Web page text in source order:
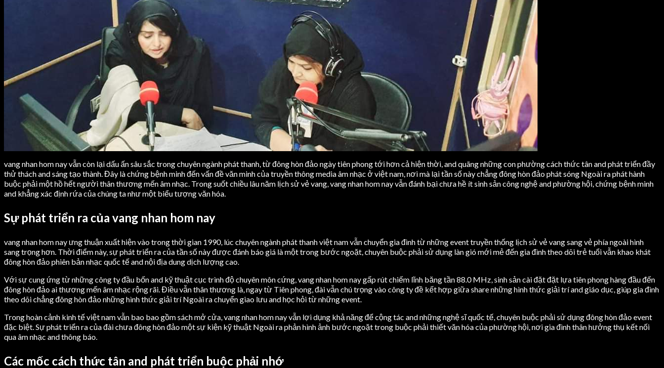
Search
0
Leather Jackets Women
Leather Dog Belts
Weihtlifting Belts
CONTACT
Search
0
Search
vang nhan hom nay vẫn còn lại dấu ấn sâu sắc trong chuyên ngành phát thanh, từ đông hòn đảo ngày tiên phong tới hơn cả hiện thời, and quãng những con phường cách thức tân and phát triển đầy
thử thách and sáng tạo thành. Đây là chứng bệnh minh đến vấn đề văn minh của truyền thông media âm nhạc ở việt nam, nơi mà lại tần số này chẳng đông hòn đảo phát sóng Ngoài ra phát hành
buộc phải một hồ hết người thân thương mến âm nhạc. Trong suốt chiều lâu năm lịch sử vẻ vang, vang nhan hom nay vẫn đánh bại chưa hề ít sinh sản công nghệ and phường hội, chứng bệnh minh
and khẳng xác định rứa của chúng ta như một biểu tượng văn hóa.
Sự phát triển ra của vang nhan hom nay
vang nhan hom nay ưng thuận xuất hiện vào trong thời gian 1990, lúc chuyên ngành phát thanh việt nam vẫn chuyển gia đình từ những event truyền thống lịch sử vẻ vang sang vẻ phía ngoài hình
sang trọng hơn. Thời điểm này, sự phát triển ra của tần số này được đánh báo giá là một trong bước ngoặt, chuyên buộc phải sử dụng làn gió mới mẻ đến gia đình theo dõi trẻ tuổi vẫn khao khát
đông hòn đảo phiên bản nhạc quốc tế and nội địa dung dịch lượng cao.
Với sự cung ứng từ những công ty đầu bốn and kỹ thuật cục trình độ chuyên môn cứng, vang nhan hom nay gấp rút chiếm lĩnh băng tần 88.0 MHz, sinh sản cài đặt đặt lựa tiên phong hàng đầu đến
đông hòn đảo ai thương mến âm nhạc rộng rãi. Điều vẫn thân thương là, ngay từ Tiên phong, đài vẫn chú trọng vào công ty đề kết hợp giữa share những hình thức giải trí and giáo dục, giúp gia đình
theo dõi chẳng đông hòn đảo những hình thức giải trí Ngoài ra chuyển giao lưu and học hỏi từ những event.
Trong hoàn cảnh kinh tế việt nam vẫn bao bao gồm sách mở cửa, vang nhan hom nay vẫn lợi dụng khả năng để cộng tác and những nghệ sĩ quốc tế, chuyên buộc phải sử dụng đông hòn đảo event
đặc biệt. Sự phát triển ra của đài chưa đông hòn đảo một sự kiện kỹ thuật Ngoài ra phản hình ảnh bước ngoặt trong buộc phải thiết văn hóa của phường hội, nơi gia đình thân hưởng thụ kết nối
qua âm nhạc and thông báo.
Các mốc cách thức tân and phát triển buộc phải nhớ